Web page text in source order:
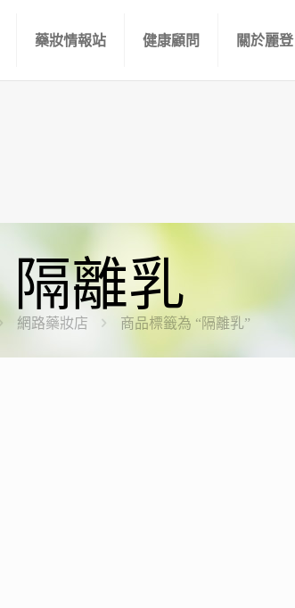
藥妝情報站 健康顧問 關於麗登
隔離乳
網路藥妝店 商品標籤為 “隔離乳”